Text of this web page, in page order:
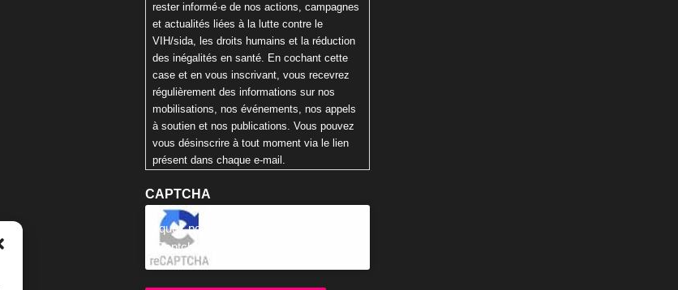
rester informé·e de nos actions, campagnes
et actualités liées à la lutte contre le
VIH/sida, les droits humains et la réduction
des inégalités en santé. En cochant cette
case et en vous inscrivant, vous recevrez
régulièrement des informations sur nos
mobilisations, nos événements, nos appels
à soutien et nos publications. Vous pouvez
vous désinscrire à tout moment via le lien
présent dans chaque e-mail.
CAPTCHA
Cliquez pour accepter la validation
reCaptcha.